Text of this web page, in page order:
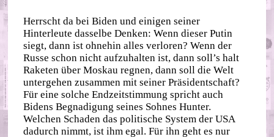
Herrscht da bei Biden und einigen seiner
Hinterleute dasselbe Denken: Wenn dieser Putin
siegt, dann ist ohnehin alles verloren? Wenn der
Russe schon nicht aufzuhalten ist, dann soll’s halt
Raketen über Moskau regnen, dann soll die Welt
untergehen zusammen mit seiner Präsidentschaft?
Für eine solche Endzeitstimmung spricht auch
Bidens Begnadigung seines Sohnes Hunter.
Welchen Schaden das politische System der USA
dadurch nimmt, ist ihm egal. Für ihn geht es nur